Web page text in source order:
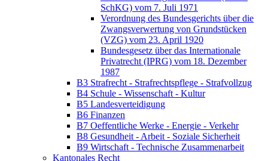
SchKG) vom 7. Juli 1971
Verordnung des Bundesgerichts über die
Zwangsverwertung von Grundstücken
(VZG) vom 23. April 1920
Bundesgesetz über das Internationale
Privatrecht (IPRG) vom 18. Dezember
1987
B3 Strafrecht - Strafrechtspflege - Strafvollzug
B4 Schule - Wissenschaft - Kultur
B5 Landesverteidigung
B6 Finanzen
B7 Oeffentliche Werke - Energie - Verkehr
B8 Gesundheit - Arbeit - Soziale Sicherheit
B9 Wirtschaft - Technische Zusammenarbeit
Kantonales Recht